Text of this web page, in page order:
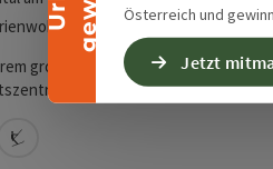
Österreich und
Jetzt
großen Haus, nur wenige hundert
von Spital am Pyhrn
Hinter dem Haus stehen kostenfreie
(kostenlos)